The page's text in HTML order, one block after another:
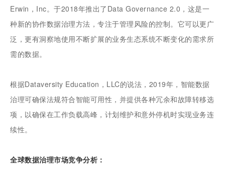
Erwin，Inc。于2018年推出了Data Governance 2.0，这是一
种新的协作数据治理方法，专注于管理风险的控制。它可以更广
泛，更有洞察地使用不断扩展的业务生态系统不断变化的需求所
需的数据。
根据Dataversity Education，LLC的说法，2019年，智能数据
治理可确保法规符合智能可用性，并提供各种冗余和故障转移选
项，以确保在工作负载高峰，计划维护和意外停机时实现业务连
续性。
全球数据治理市场竞争分析：